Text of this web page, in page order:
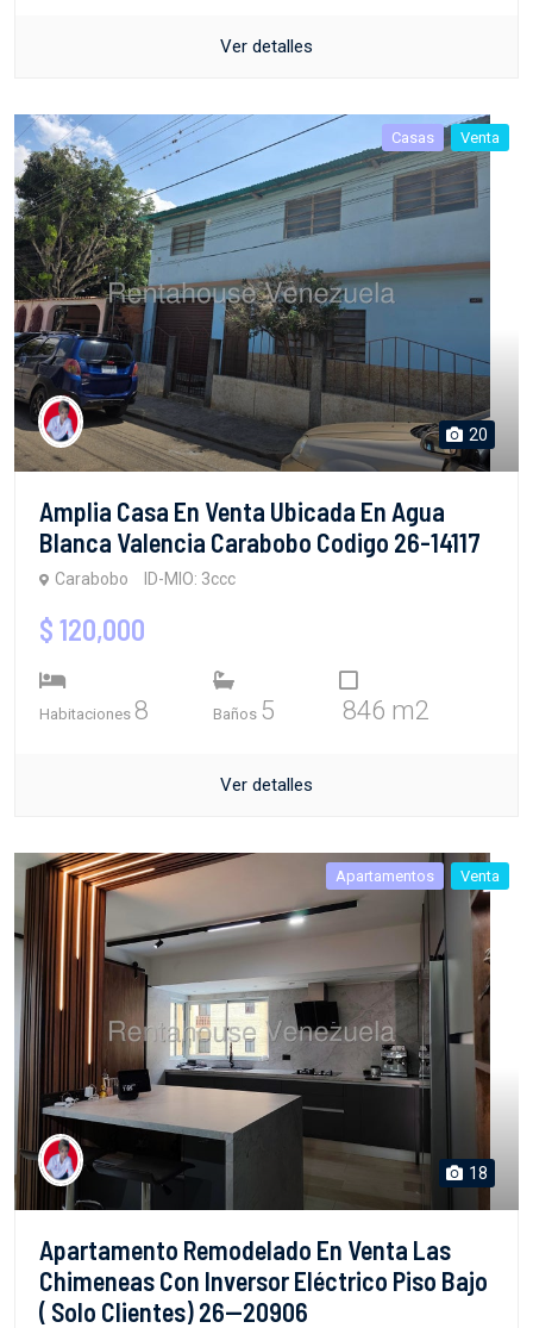
Ver detalles
Casas Venta
20
Amplia Casa En Venta Ubicada En Agua
Blanca Valencia Carabobo Codigo 26-14117
Carabobo ID-MIO: 3ccc
$ 120,000
Habitaciones 8 Baños 5 846 m2
Ver detalles
Apartamentos Venta
18
Apartamento Remodelado En Venta Las
Chimeneas Con Inversor Eléctrico Piso Bajo
( Solo Clientes) 26--20906